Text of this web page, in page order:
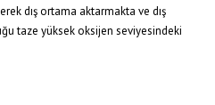
dış ortama aktarmakta ve dış
taze yüksek oksijen seviyesindeki